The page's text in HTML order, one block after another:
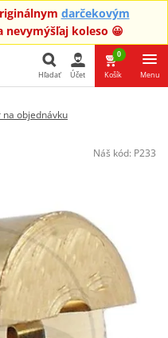
darčekovým
nevymýšľaj koleso 😀
Hľadať Účet
0
Košík Menu
na objednávku
Náš kód: P233